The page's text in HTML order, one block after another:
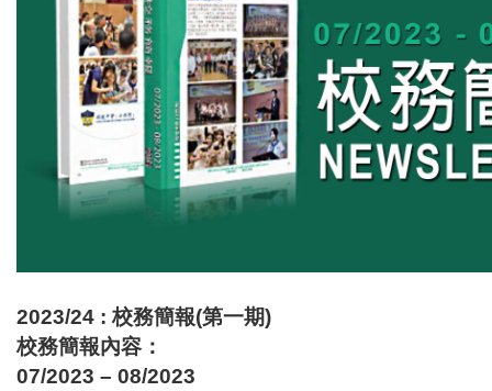
2023/24 : 校務簡報(第一期)
校務簡報內容：
07/2023 – 08/2023